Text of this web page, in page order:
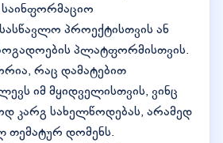
პროექტისთვის ან
პლატფორმისთვის.
რაც დამატებით
იმ მყიდველისთვის, ვინც
კარგ სახელწოდებას, არამედ
თემატურ დომენს.